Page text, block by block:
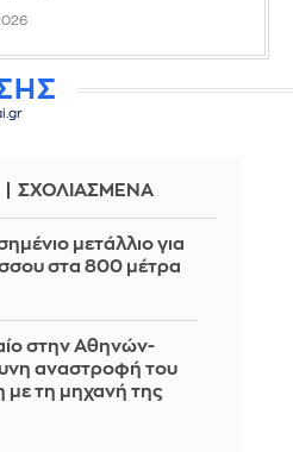
ΣΧΟΛΙΑΣΜΕΝΑ
μετάλλιο για
στα 800 μέτρα
στην Αθηνών-
αναστροφή του
με τη μηχανή της